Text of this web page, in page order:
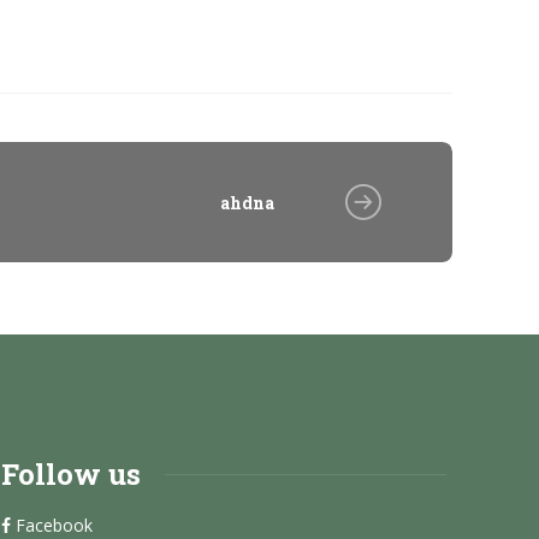
ahdna
Follow us
Facebook